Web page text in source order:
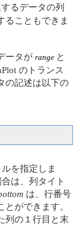
るデータの列
ることもできま
ータがrange と
のトランス
の記述は以下の
を指定しま
は、列タイト
は、行番号
ができます。
列の１行目と末